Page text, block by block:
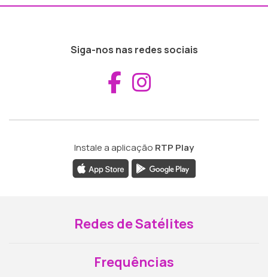
Siga-nos nas redes sociais
Aceder ao
Instale a aplicação RTP Play
Redes de Satélites
Frequências